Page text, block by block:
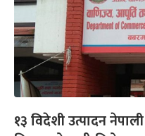
१३ विदेशी उत्पादन